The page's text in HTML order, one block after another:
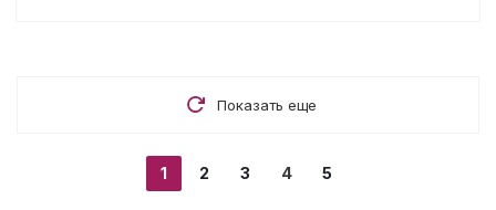
Показать еще
1 2 3 4 5